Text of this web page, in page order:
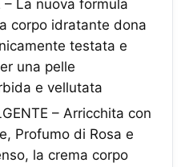
– La nuova formula
corpo idratante dona
testata e
una pelle
e vellutata
– Arricchita con
Profumo di Rosa e
la crema corpo